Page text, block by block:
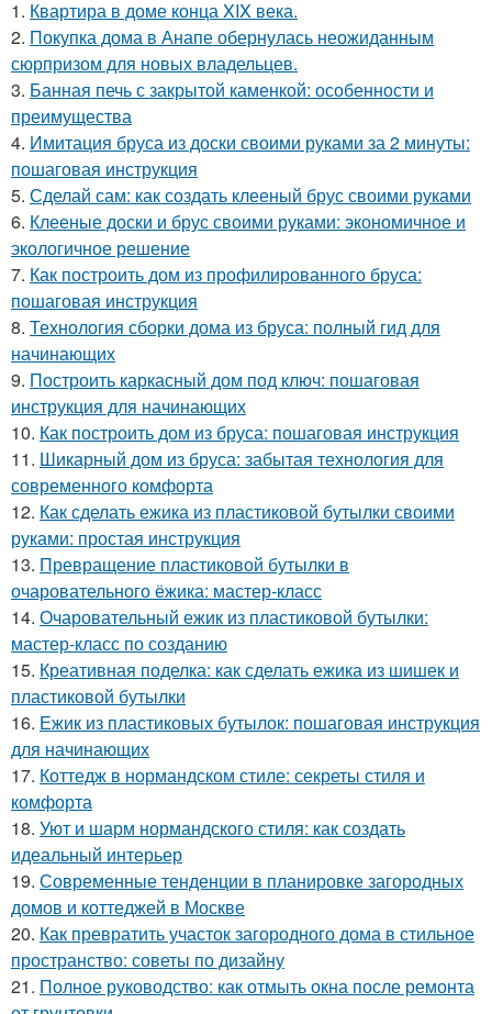
1. Квартира в доме конца XIX века.
2. Покупка дома в Анапе обернулась неожиданным
сюрпризом для новых владельцев.
3. Банная печь с закрытой каменкой: особенности и
преимущества
4. Имитация бруса из доски своими руками за 2 минуты:
пошаговая инструкция
5. Сделай сам: как создать клееный брус своими руками
6. Клееные доски и брус своими руками: экономичное и
экологичное решение
7. Как построить дом из профилированного бруса:
пошаговая инструкция
8. Технология сборки дома из бруса: полный гид для
начинающих
9. Построить каркасный дом под ключ: пошаговая
инструкция для начинающих
10. Как построить дом из бруса: пошаговая инструкция
11. Шикарный дом из бруса: забытая технология для
современного комфорта
12. Как сделать ежика из пластиковой бутылки своими
руками: простая инструкция
13. Превращение пластиковой бутылки в
очаровательного ёжика: мастер-класс
14. Очаровательный ежик из пластиковой бутылки:
мастер-класс по созданию
15. Креативная поделка: как сделать ежика из шишек и
пластиковой бутылки
16. Ежик из пластиковых бутылок: пошаговая инструкция
для начинающих
17. Коттедж в нормандском стиле: секреты стиля и
комфорта
18. Уют и шарм нормандского стиля: как создать
идеальный интерьер
19. Современные тенденции в планировке загородных
домов и коттеджей в Москве
20. Как превратить участок загородного дома в стильное
пространство: советы по дизайну
21. Полное руководство: как отмыть окна после ремонта